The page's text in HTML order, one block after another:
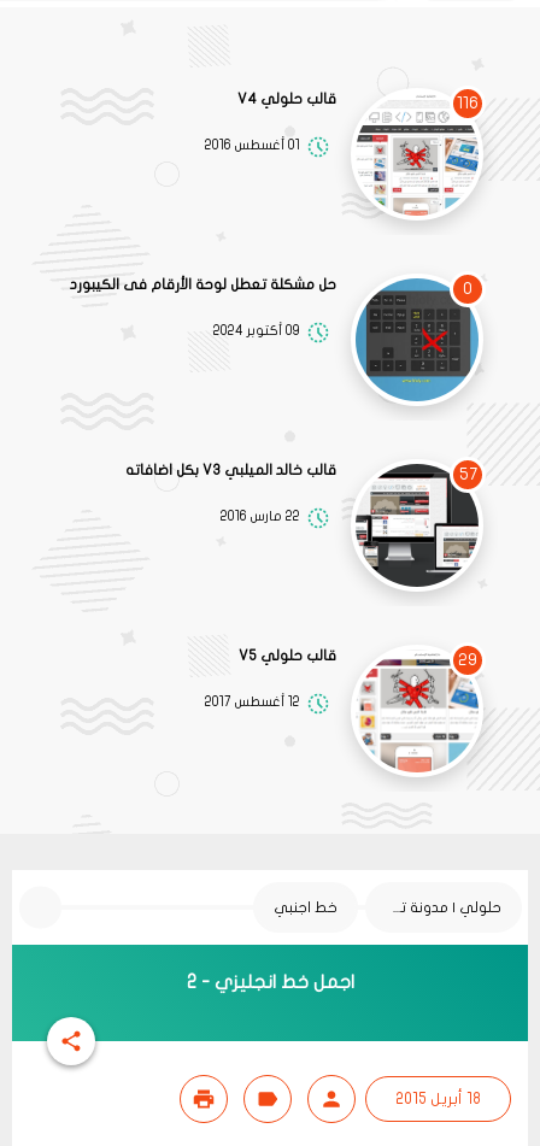
116 قالب حلولي V4
01 أغسطس 2016
0 حل مشكلة تعطل لوحة الأرقام فى الكيبورد
09 أكتوبر 2024
57 قالب خالد الميلبي V3 بكل اضافاته
22 مارس 2016
29 قالب حلولي V5
12 أغسطس 2017
حلولي | مدونة تقنية خط اجنبي
اجمل خط انجليزي - 2
18 أبريل 2015